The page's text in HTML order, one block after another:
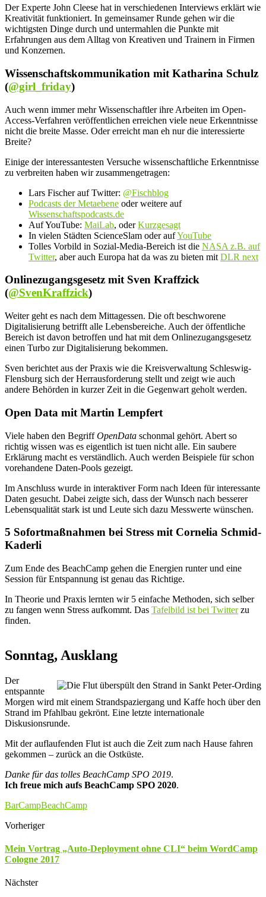
Der Experte John Cleese hat in verschiedenen Interviews erklärt wie
Kreativität funktioniert. In gemeinsamer Runde gehen wir die
wichtigsten Dinge durch und untermahlen die Punkte mit
Erfahrungen aus dem Alltag von Kreativen und Trainern in Firmen
und Konzernen.
Wissenschaftskommunikation mit Katharina Schulz
(@girl_friday)
Auch wenn immer mehr Wissenschaftler ihre Arbeiten im Open-
Access-Verfahren veröffentlichen erreichen viele neue Erkenntnisse
nicht die breite Masse. Oder erreicht man eh nur die interessierte
Breite?
Einige der interessantesten Versuche wissenschaftliche Erkenntnisse
zu verbreiten haben wir zusammengetragen:
Lars Fischer auf Twitter: @Fischblog
Podcasts der Metaebene oder weitere auf
Wissenschaftspodcasts.de
Auf YouTube: MaiLab, oderKurzgesagt
In vielen Städten ScienceSlam oder aufYouTube
Tolles Vorbild in Sozial-Media-Bereich ist die NASA z.B. auf
Twitter, aber auch Europa hat da was zu bieten mit DLR next
Onlinezugangsgesetz mit Sven Kraffzick
(@SvenKraffzick)
Weiter geht es nach dem Mittagessen. Die oft beschworene
Digitalisierung betrifft alle Lebensbereiche. Auch der öffentliche
Bereich ist davon betroffen und hat mit dem Onlinezugangsgesetz
einen Turbo zur Digitalisierung bekommen.
Sven berichtet aus der Praxis wie die Kreisverwaltung Schleswig-
Flensburg sich der Herrausforderung stellt und zeigt wie auch
andere Behörden in kurzer Zeit in die Gegenwart geholt werden.
Open Data mit Martin Lempfert
Viele haben den BegriffOpenData schonmal gehört. Abert so
richtig wissen was es eigentlich ist tuen nicht alle. Ein saubere
Erklärung macht es verständlich. Auch werden Beispiele für schon
vorehandene Daten-Pools gezeigt.
Im Anschluss wurde in interaktiver Form nach Ideen für interessante
Daten gesucht. Dabei zeigte sich, dass der Wunsch nach besserer
Lebensqualität stark ist und Leute sich dazu Messwerte wünschen.
5 Sofortmaßnahmen bei Stress mit Cornelia Schmid-
Kaderli
Zum Ende des BeachCamp gehen die Energien runter und eine
Session für Entspannung ist genau das Richtige.
In Theorie und Praxis lernten wir 5 einfache Methoden, sich selber
zu fangen wenn Stress aufkommt. Das Tafelbild ist bei Twitterzu
finden.
Sonntag, Ausklang
Der
entspannte
Morgen wird mit einem Strandspaziergang und Kaffe hoch über den
Strand im Pfahlbau gekrönt. Eine letzte internationale
Diskusionsrunde.
Mit der auflaufenden Flut ist auch die Zeit zum nach Hause fahren
gekommen – zurück an die Ostküste.
Danke für das tolles BeachCamp SPO 2019.
Ich freue mich aufs BeachCamp SPO 2020.
BarCampBeachCamp
Vorheriger
Mein Vortrag „Auto-Deployment ohne CLI“ beim WordCamp
Cologne 2017
Nächster